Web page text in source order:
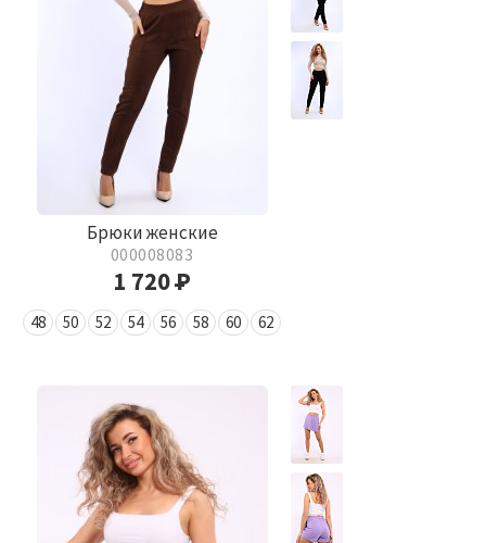
Брюки женские
000008083
1 720Р
48 50 52 54 56 58 60 62